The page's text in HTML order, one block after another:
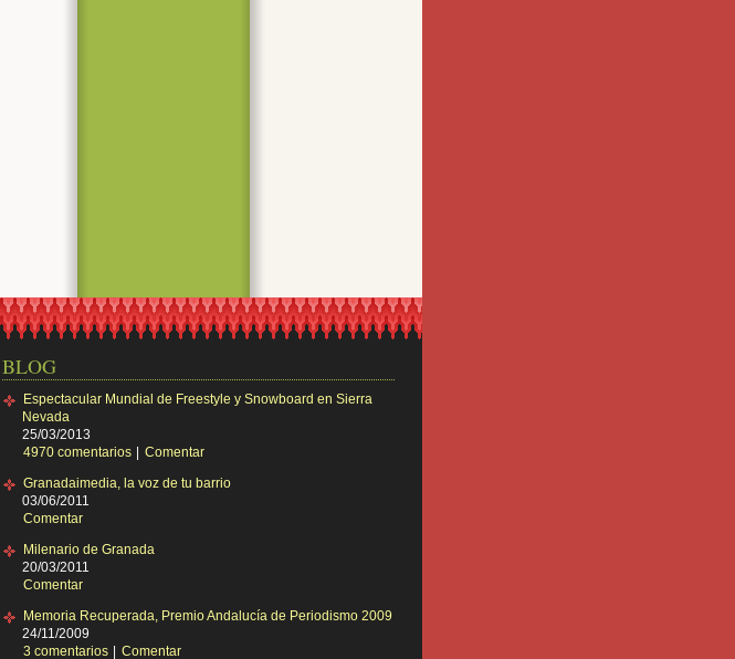
BLOG
Espectacular Mundial de Freestyle y Snowboard en Sierra
Nevada
25/03/2013
4970 comentarios
Comentar
Granadaimedia, la voz de tu barrio
03/06/2011
Comentar
Milenario de Granada
20/03/2011
Comentar
Memoria Recuperada, Premio Andalucía de Periodismo 2009
24/11/2009
3 comentarios
Comentar